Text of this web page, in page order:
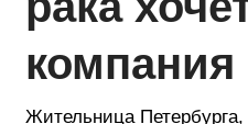
компания
Жительница